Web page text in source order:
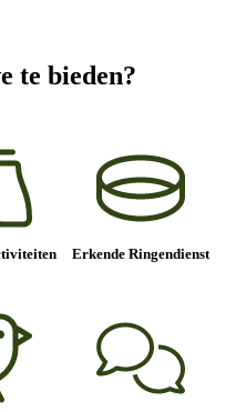
te bieden?
Erkende Ringendienst